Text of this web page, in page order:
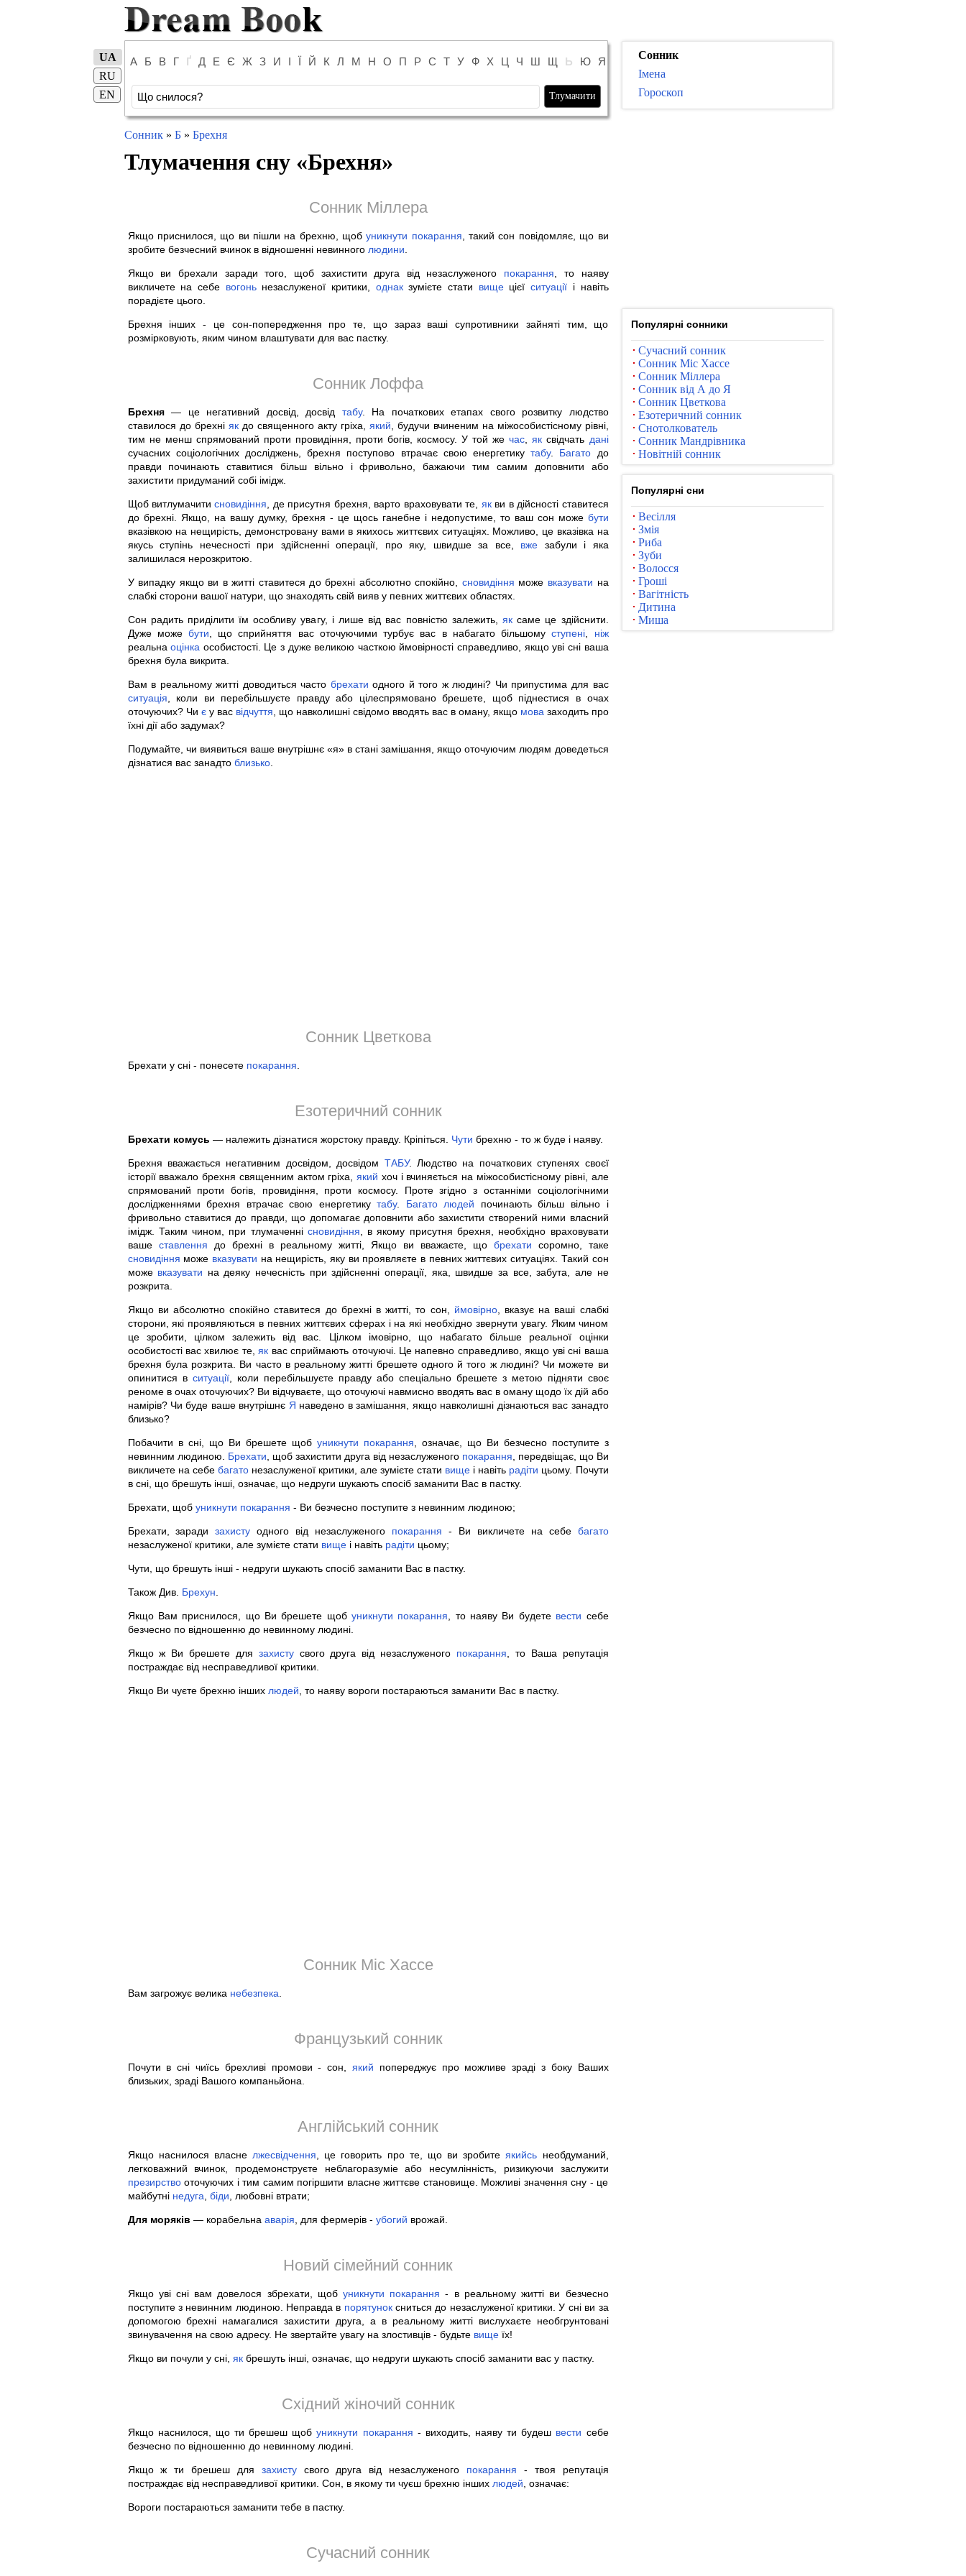
А Б В Г Ґ Д Е Є Ж З И І Ї Й К Л М Н О П Р С Т У Ф Х Ц Ч Ш Щ Ь Ю Я
UA
RU
EN
Сонник» Б» Брехня
Тлумачення сну «Брехня»
Сонник Міллера
Якщо приснилося, що ви пішли на брехню, щобуникнути покарання , такий сон повідомляє, що ви
зробите безчесний вчинок в відношенні невинного людини
Якщо ви брехали заради того, щоб захистити друга від незаслуженого покарання , то наяву
викличете на себе вогоньнезаслуженої критики, однакзумієте стати вищецієїситуації і навіть
порадієте цього.
Брехня інших - це сон-попередження про те, що зараз ваші супротивники зайняті тим, що
розмірковують, яким чином влаштувати для вас пастку.
Сонник Лоффа
Брехня— це негативний досвід, досвід табу. На початкових етапах свого розвитку людство
ставилося до брехні якдо священного акту гріха, який , будучи вчиненим на міжособистісному рівні,
тим не менш спрямований проти провидіння, проти богів, космосу. У той жечас ,як свідчать дані
сучасних соціологічних досліджень, брехня поступово втрачає свою енергетикутабу. Багато до
правди починають ставитися більш вільно і фривольно, бажаючи тим самим доповнити або
захистити придуманий собі імідж.
Щоб витлумачитисновидіння , де присутня брехня, варто враховувати те, якви в дійсності ставитеся
до брехні. Якщо, на вашу думку, брехня - це щось ганебне і недопустиме, то ваш сон може бути
вказівкою на нещирість, демонстровану вами в якихось життєвих ситуаціях. Можливо, це вказівка на
якусь ступінь нечесності при здійсненні операції, про яку, швидше за все, вже забули і яка
залишилася нерозкритою.
У випадку якщо ви в житті ставитеся до брехні абсолютно спокійно, сновидіння може вказувати на
слабкі сторони вашої натури, що знаходять свій вияв у певних життєвих областях.
Сон радить приділити їм особливу увагу, і лише від вас повністю залежить, яксаме це здійснити.
Дуже може бути , що сприйняття вас оточуючими турбує вас в набагато більшомуступені
ніж
реальнаоцінка особистості. Це з дуже великою часткою ймовірності справедливо, якщо уві сні ваша
брехня була викрита.
Вам в реальному житті доводиться часто брехати одного й того ж людині? Чи припустима для вас
ситуація , коли ви перебільшуєте правду або цілеспрямовано брешете, щоб піднестися в очах
оточуючих? Чи єу вас відчуття , що навколишні свідомо вводять вас в оману, якщо мова заходить про
їхні дії або задумах?
Подумайте, чи виявиться ваше внутрішнє «я» в стані замішання, якщо оточуючим людям доведеться
дізнатися вас занадто близько.
Сонник Цветкова
Брехати у сні - понесете покарання
Езотеричний сонник
Брехати комусь — належить дізнатися жорстоку правду. Кріпіться. Чути брехню - то ж буде і наяву.
Брехня вважається негативним досвідом, досвідом ТАБУ. Людство на початкових ступенях своєї
історії вважало брехня священним актом гріха,який хоч і вчиняється на міжособистісному рівні, але
спрямований проти богів, провидіння, проти космосу. Проте згідно з останніми соціологічними
дослідженнями брехня втрачає свою енергетикутабу. Багато людей починають більш вільно і
фривольно ставитися до правди, що допомагає доповнити або захистити створений ними власний
імідж. Таким чином, при тлумаченні сновидіння , в якому присутня брехня, необхідно враховувати
ваше ставлення до брехні в реальному житті, Якщо ви вважаєте, що брехати соромно, таке
сновидіння може вказувати на нещирість, яку ви проявляєте в певних життєвих ситуаціях. Такий сон
може вказувати на деяку нечесність при здійсненні операції, яка, швидше за все, забута, але не
розкрита.
Якщо ви абсолютно спокійно ставитеся до брехні в житті, то сон, ймовірно, вказує на ваші слабкі
сторони, які проявляються в певних життєвих сферах і на які необхідно звернути увагу. Яким чином
це зробити, цілком залежить від вас. Цілком імовірно, що набагато більше реальної оцінки
особистості вас хвилює те,як вас сприймають оточуючі. Це напевно справедливо, якщо уві сні ваша
брехня була розкрита. Ви часто в реальному житті брешете одного й того ж людині? Чи можете ви
опинитися в ситуації, коли перебільшуєте правду або спеціально брешете з метою підняти своє
реноме в очах оточуючих? Ви відчуваєте, що оточуючі навмисно вводять вас в оману щодо їх дій або
намірів? Чи буде ваше внутрішнє Я наведено в замішання, якщо навколишні дізнаються вас занадто
близько?
Побачити в сні, що Ви брешете щоб уникнути покарання , означає, що Ви безчесно поступите з
невинним людиною. Брехати , щоб захистити друга від незаслуженого покарання , передвіщає, що Ви
викличете на себе багатонезаслуженої критики, але зумієте стати вище і навіть радіти цьому. Почути
в сні, що брешуть інші, означає, що недруги шукають спосіб заманити Вас в пастку.
Брехати, щоб уникнути покарання - Ви безчесно поступите з невинним людиною;
Брехати, зарадизахисту одного від незаслуженого покарання - Ви викличете на себе багато
незаслуженої критики, але зумієте стати вищеі навіть радіти цьому;
Чути, що брешуть інші - недруги шукають спосіб заманити Вас в пастку.
Також Див. Брехун
Якщо Вам приснилося, що Ви брешете щоб уникнути покарання , то наяву Ви будете вести себе
безчесно по відношенню до невинному людині.
Якщо ж Ви брешете для захистусвого друга від незаслуженого покарання , то Ваша репутація
постраждає від несправедливої критики.
Якщо Ви чуєте брехню інших людей , то наяву вороги постараються заманити Вас в пастку.
Сонник Міс Хассе
Вам загрожує велика небезпека
Французький сонник
Почути в сні чиїсь брехливі промови - сон, який попереджує про можливе зраді з боку Ваших
близьких, зраді Вашого компаньйона.
Англійський сонник
Якщо наснилося власне лжесвідчення , це говорить про те, що ви зробитеякийсь необдуманий,
легковажний вчинок, продемонструєте неблагоразуміе або несумлінність, ризикуючи заслужити
презирствооточуючих і тим самим погіршити власне життєве становище. Можливі значення сну - це
майбутні недуга біди , любовні втрати;
Для моряків — корабельна аварія , для фермерів - убогий врожай.
Новий сімейний сонник
Якщо уві сні вам довелося збрехати, щоб уникнути покарання - в реальному житті ви безчесно
поступите з невинним людиною. Неправда в порятуноксниться до незаслуженої критики. У сні ви за
допомогою брехні намагалися захистити друга, а в реальному житті вислухаєте необгрунтовані
звинувачення на свою адресу. Не звертайте увагу на злостивців - будьте вищеїх!
Якщо ви почули у сні, якбрешуть інші, означає, що недруги шукають спосіб заманити вас у пастку.
Східний жіночий сонник
Якщо наснилося, що ти брешеш щобуникнути покарання - виходить, наяву ти будеш вести себе
безчесно по відношенню до невинному людині.
Якщо ж ти брешеш для захистусвого друга від незаслуженого покарання - твоя репутація
постраждає від несправедливої критики. Сон, в якому ти чуєш брехню інших людей , означає:
Вороги постараються заманити тебе в пастку.
Сучасний сонник
Сонник
Імена
Гороскоп
Популярні сонники
Сучасний сонник
Сонник Міс Хассе
Сонник Міллера
Сонник від А до Я
Сонник Цветкова
Езотеричний сонник
Снотолкователь
Сонник Мандрівника
Новітній сонник
Популярні сни
Весілля
Змія
Риба
Зуби
Волосся
Гроші
Вагітність
Дитина
Миша